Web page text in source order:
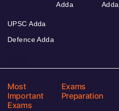
Adda
Adda
UPSC Adda
Defence Adda
Most
Important
Exams
Exams
Preparation